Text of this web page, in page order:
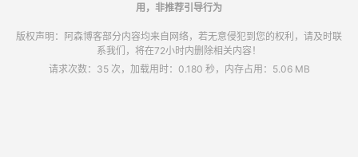
用，非推荐引导行为
版权声明：阿森博客部分内容均来自网络，若无意侵犯到您的权利，请及时联
系我们，将在72小时内删除相关内容！
请求次数：35 次，加载用时：0.180 秒，内存占用：5.06 MB